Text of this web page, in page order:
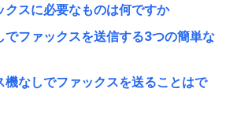
クスに必要なものは何ですか
でファックスを送信する3つの簡単な
機なしでファックスを送ることはで